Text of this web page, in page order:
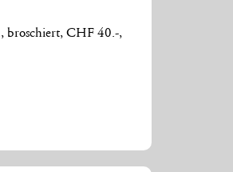
broschiert, CHF 40.-,